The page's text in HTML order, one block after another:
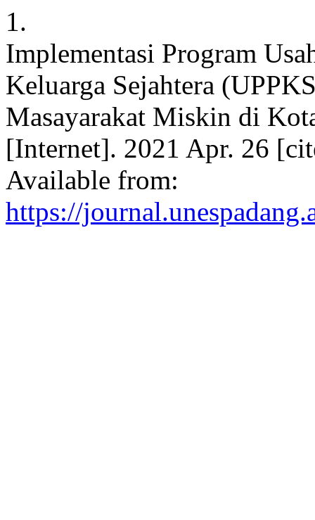
1.
Implementasi Program
Keluarga Sejahtera
Masayarakat Miskin di
[Internet]. 2021 Apr. 26
Available from:
https://